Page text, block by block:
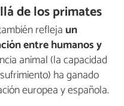
de los primates
refleja un
entre humanos y
animal (la capacidad
ha ganado
europea y española.